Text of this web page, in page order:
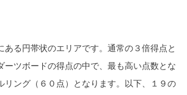
ある円帯状のエリアです。通常の３倍得点と
ーツボードの得点の中で、最も高い点数とな
リング（６０点）となります。以下、１９の